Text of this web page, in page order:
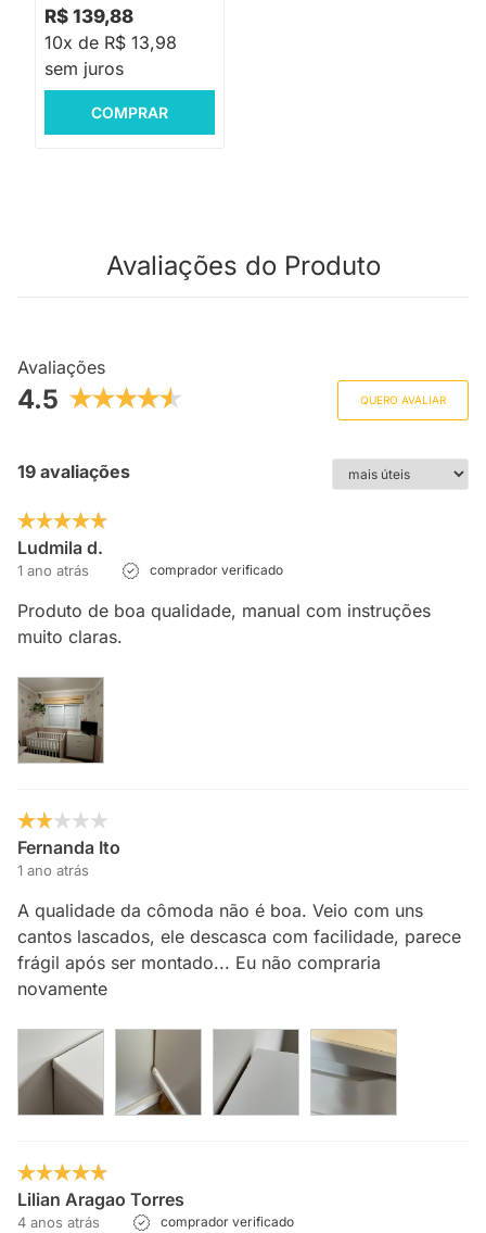
R$ 139,88
10x de R$ 13,98
sem juros
COMPRAR
Avaliações do Produto
Avaliações
4.5 QUERO AVALIAR
19 avaliações
Ludmila d.
1 ano atrás comprador verificado
Produto de boa qualidade, manual com instruções
muito claras.
Fernanda Ito
1 ano atrás
A qualidade da cômoda não é boa. Veio com uns
cantos lascados, ele descasca com facilidade, parece
frágil após ser montado... Eu não compraria
novamente
Lilian Aragao Torres
4 anos atrás comprador verificado